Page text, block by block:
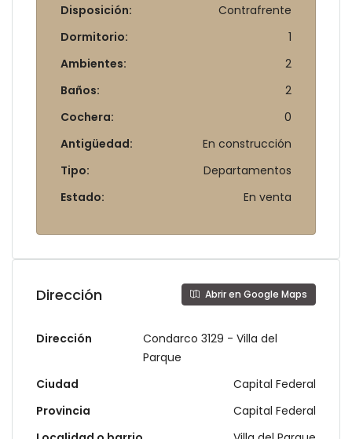
Disposición:
Contrafrente
Dormitorio:
1
Ambientes:
2
Baños:
2
Cochera:
0
Antigüedad:
En construcción
Tipo:
Departamentos
Estado:
En venta
Dirección Abrir en Google Maps
Dirección
Condarco 3129 - Villa del
Parque
Ciudad
Capital Federal
Provincia
Capital Federal